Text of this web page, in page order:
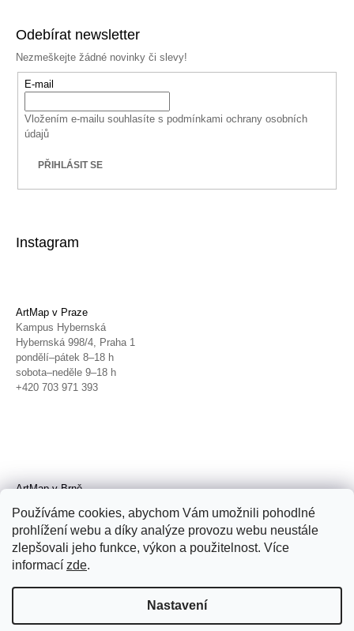
Používáme cookies, abychom Vám umožnili pohodlné
prohlížení webu a díky analýze provozu webu neustále
zlepšovali jeho funkce, výkon a použitelnost. Více
informací zde.
Nastavení
Odebírat newsletter
Nezmeškejte žádné novinky či slevy!
E-mail
Vložením e-mailu souhlasíte s podmínkami ochrany osobních
údajů
PŘIHLÁSIT SE
Instagram
ArtMap v Praze
Kampus Hybernská
Hybernská 998/4, Praha 1
pondělí–pátek 8–18 h
sobota–neděle 9–18 h
+420 703 971 393
ArtMap v Brně
Radnická 4, Brno
úterý–pátek 11–19 h
sobota 14–19 h
+420 702 152 298